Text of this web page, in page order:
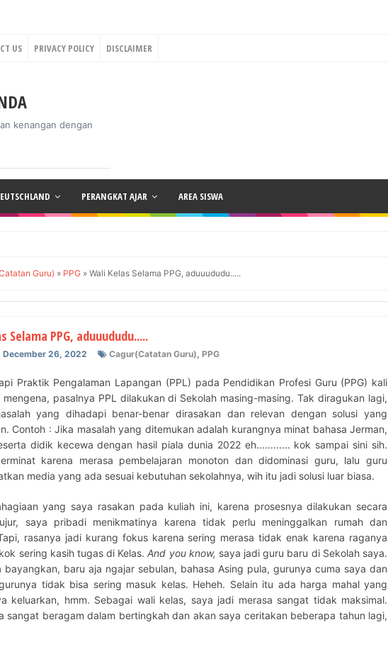
US PRIVACY POLICY DISCLAIMER
kenangan dengan
PERANGKAT AJAR AREA SISWA
Guru) » PPG » Wali Kelas Selama PPG, aduuududu.....
Selama PPG, aduuududu.....
December 26, 2022 Cagur(Catatan Guru), PPG
Praktik Pengalaman Lapangan (PPL) pada Pendidikan Profesi Guru (PPG) kali
mengena, pasalnya PPL dilakukan di Sekolah masing-masing. Tak diragukan lagi,
yang dihadapi benar-benar dirasakan dan relevan dengan solusi yang
Contoh : Jika masalah yang ditemukan adalah kurangnya minat bahasa Jerman,
didik kecewa dengan hasil piala dunia 2022 eh............ kok sampai sini sih.
karena merasa pembelajaran monoton dan didominasi guru, lalu guru
media yang ada sesuai kebutuhan sekolahnya, wih itu jadi solusi luar biasa.
yang saya rasakan pada kuliah ini, karena prosesnya dilakukan secara
saya pribadi menikmatinya karena tidak perlu meninggalkan rumah dan
rasanya jadi kurang fokus karena sering merasa tidak enak karena raganya
sering kasih tugas di Kelas.And you know, saya jadi guru baru di Sekolah saya.
bayangkan, baru aja ngajar sebulan, bahasa Asing pula, gurunya cuma saya dan
tidak bisa sering masuk kelas. Heheh. Selain itu ada harga mahal yang
keluarkan, hmm. Sebagai wali kelas, saya jadi merasa sangat tidak maksimal.
sangat beragam dalam bertingkah dan akan saya ceritakan beberapa tahun lagi,